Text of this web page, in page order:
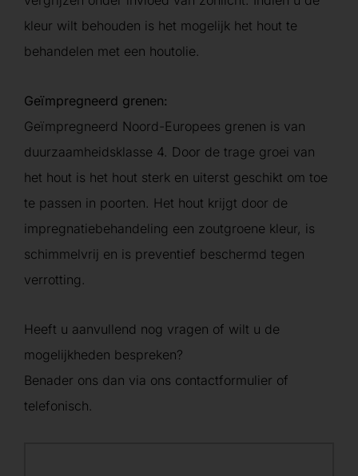
kleur wilt behouden is het mogelijk het hout te
behandelen met een houtolie.
Geïmpregneerd grenen:
Geïmpregneerd Noord-Europees grenen is van
duurzaamheidsklasse 4. Door de trage groei van
het hout is het hout sterk en uiterst geschikt om toe
te passen in poorten. Het hout krijgt door de
impregnatiebehandeling een zoutgroene kleur, is
schimmelvrij en is preventief beschermd tegen
verrotting.
Heeft u aanvullend nog vragen of wilt u de
mogelijkheden bespreken?
Benader ons dan via ons contactformulier of
telefonisch.